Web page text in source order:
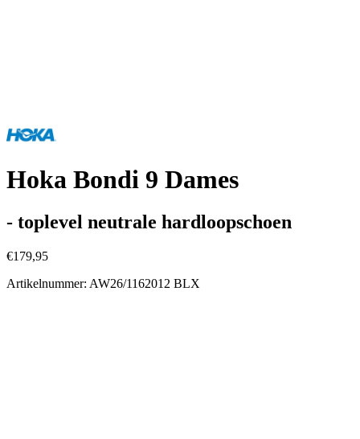
Hoka Bondi 9 Dames
- toplevel neutrale hardloopschoen
€179,95
Artikelnummer: AW26/1162012 BLX